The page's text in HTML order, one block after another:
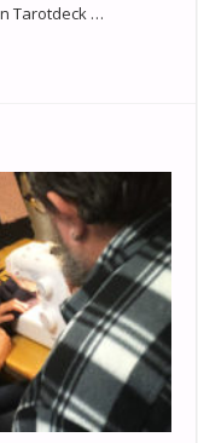
Tarotdeck …